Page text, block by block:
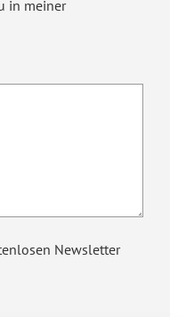
in meiner
Newsletter